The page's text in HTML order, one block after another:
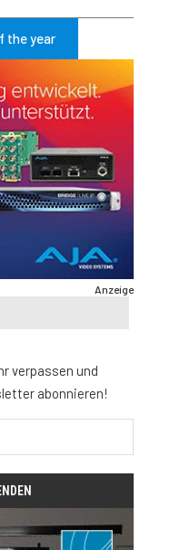
the year
Anzeige
verpassen und
abonnieren!